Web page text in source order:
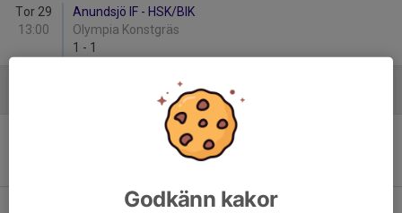
Tor 29
13:00
Anundsjö IF - HSK/BIK
Olympia Konstgräs
1 - 1
Arnäs IF F-10 - Anundsjö IF
Comfort Petterssons Värme Arena A 11
Anundsjö IF - BIK/HSK
Godkänn kakor